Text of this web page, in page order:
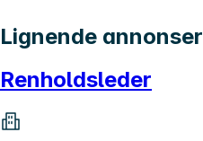
Lignende annonser
Renholdsleder